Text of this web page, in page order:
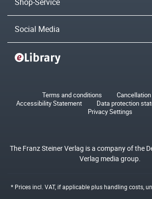
Social Media
Terms and conditions
Accessibility Statement
Data protection
Privacy Settings
The Franz Steiner Verlag is a company of the
Verlag media group.
* Prices incl. VAT, if applicable plushandling costs,